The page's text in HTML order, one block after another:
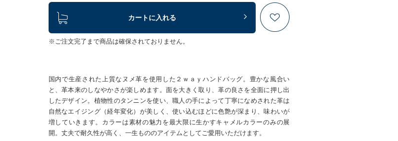
カートに入れる
※ご注文完了まで商品は確保されておりません。
国内で生産された上質なヌメ革を使用した２ｗａｙハンドバッグ。豊かな風合い
と、革本来のしなやかさが楽しめます。面を大きく取り、革の良さを全面に押し出
したデザイン。植物性のタンニンを使い、職人の手によって丁寧になめされた革は
自然なエイジング（経年変化）が美しく、使い込むほどに色艶が深まり、味わいが
増していきます。カラーは素材の魅力を最大限に生かすキャメルカラーのみの展
開。丈夫で耐久性が高く、一生もののアイテムとしてご愛用いただけます。